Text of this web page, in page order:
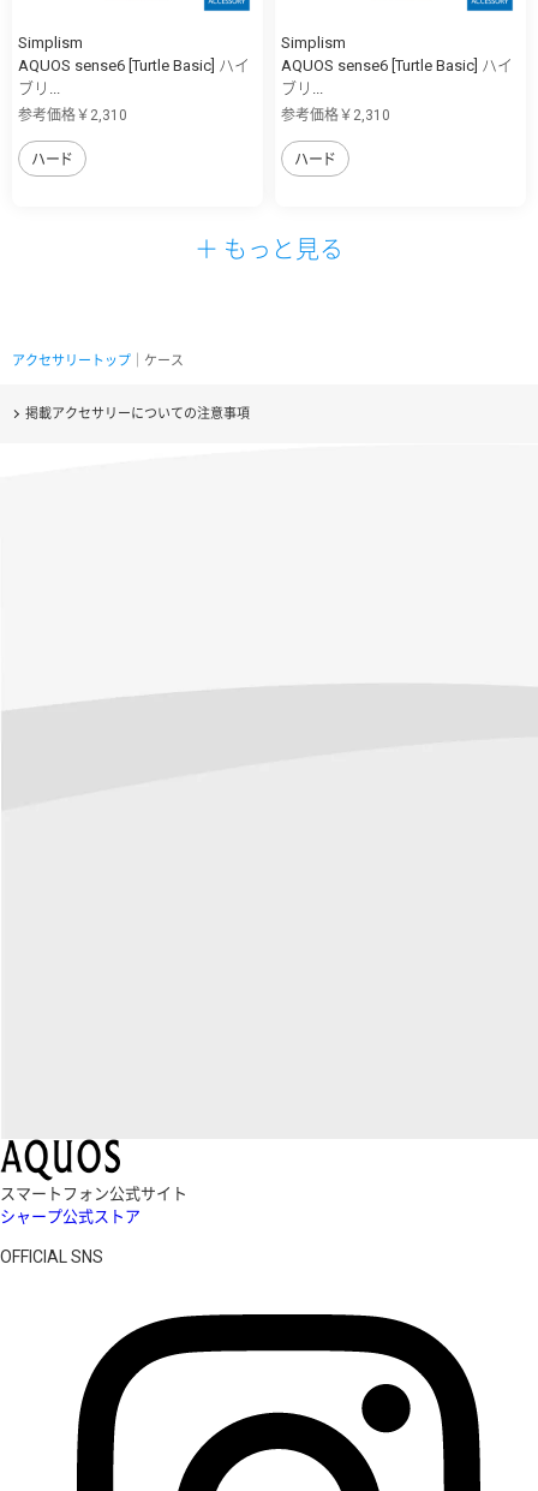
Simplism
AQUOS sense6 [Turtle Basic] ハイ
ブリ...
参考価格￥2,310
ハード
Simplism
AQUOS sense6 [Turtle Basic] ハイ
ブリ...
参考価格￥2,310
ハード
＋ もっと見る
アクセサリートップ ｜ケース
掲載アクセサリーについての注意事項
スマートフォン公式サイト
シャープ公式ストア
OFFICIAL SNS